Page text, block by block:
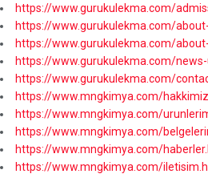
https://www.gurukulekma.com/
https://www.gurukulekma.com/
https://www.gurukulekma.com/
https://www.gurukulekma.com/
https://www.gurukulekma.com/
https://www.mngkimya.com/
https://www.mngkimya.com/
https://www.mngkimya.com/
https://www.mngkimya.com/
https://www.mngkimya.com/